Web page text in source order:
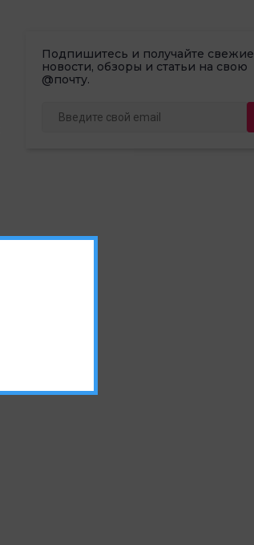
Подпишитесь и получайте свежие
новости, обзоры и статьи на свою
@почту.